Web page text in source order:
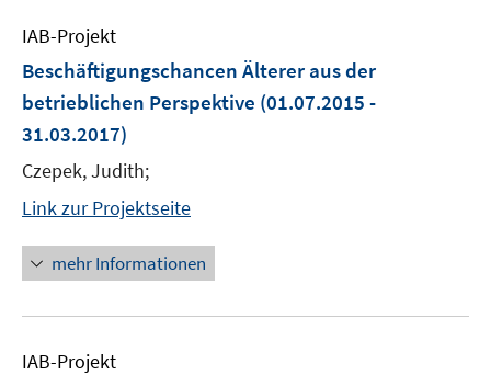
IAB-Projekt
Beschäftigungschancen Älterer aus der
betrieblichen Perspektive (01.07.2015 -
31.03.2017)
Czepek, Judith;
Link zur Projektseite
mehr Informationen
IAB-Projekt